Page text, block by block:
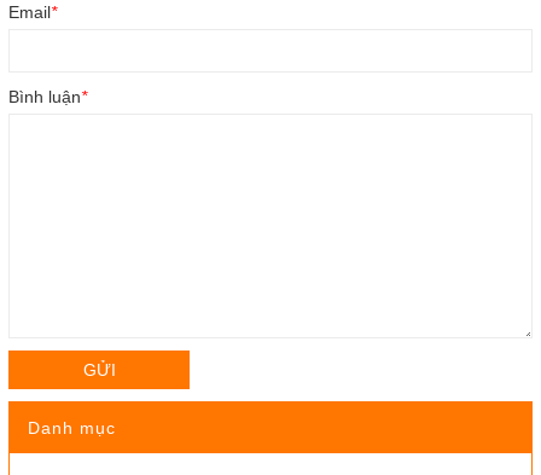
Email*
Bình luận*
GỬI
Danh mục